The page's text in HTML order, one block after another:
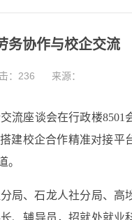
务协作与校企交流
： 236 来源：
流座谈会在行政楼8501
搭建校企合作精准对接平
。
局、石龙人社分局、高
、辅导员 ，招就处就业